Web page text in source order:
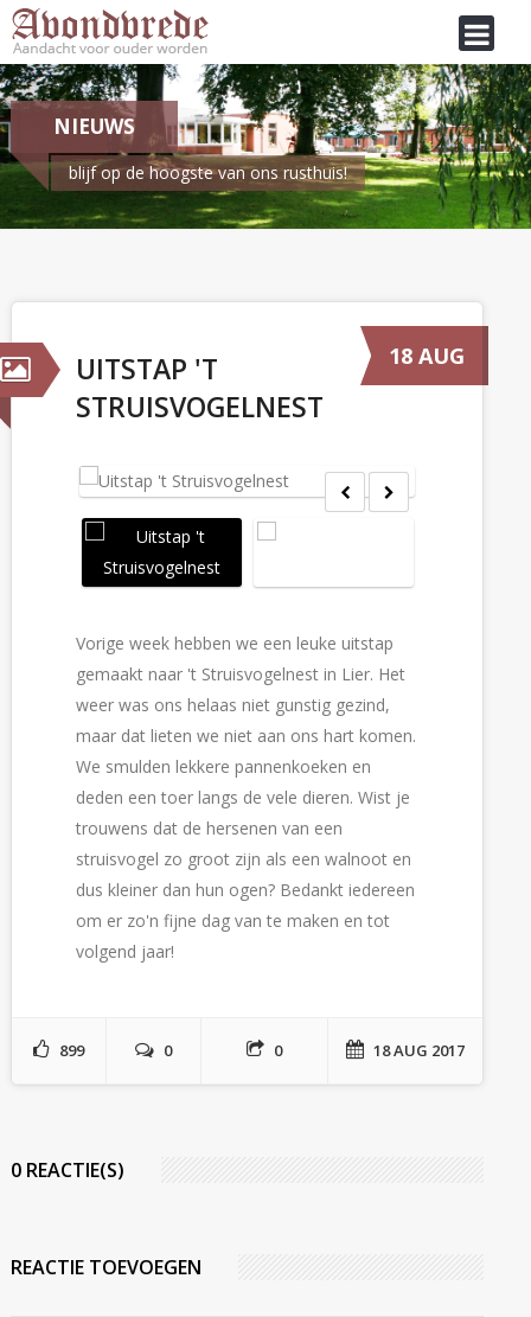
NIEUWS
blijf op de hoogste van ons rusthuis!
Uitstap 't Struisvogelnest
UITSTAP 'T
STRUISVOGELNEST
18 AUG
Vorige week hebben we een leuke uitstap
gemaakt naar 't Struisvogelnest in Lier. Het
weer was ons helaas niet gunstig gezind,
maar dat lieten we niet aan ons hart komen.
We smulden lekkere pannenkoeken en
deden een toer langs de vele dieren. Wist je
trouwens dat de hersenen van een
struisvogel zo groot zijn als een walnoot en
dus kleiner dan hun ogen? Bedankt iedereen
om er zo'n fijne dag van te maken en tot
volgend jaar!
899 0 0 18 AUG 2017
0 REACTIE(S)
REACTIE TOEVOEGEN